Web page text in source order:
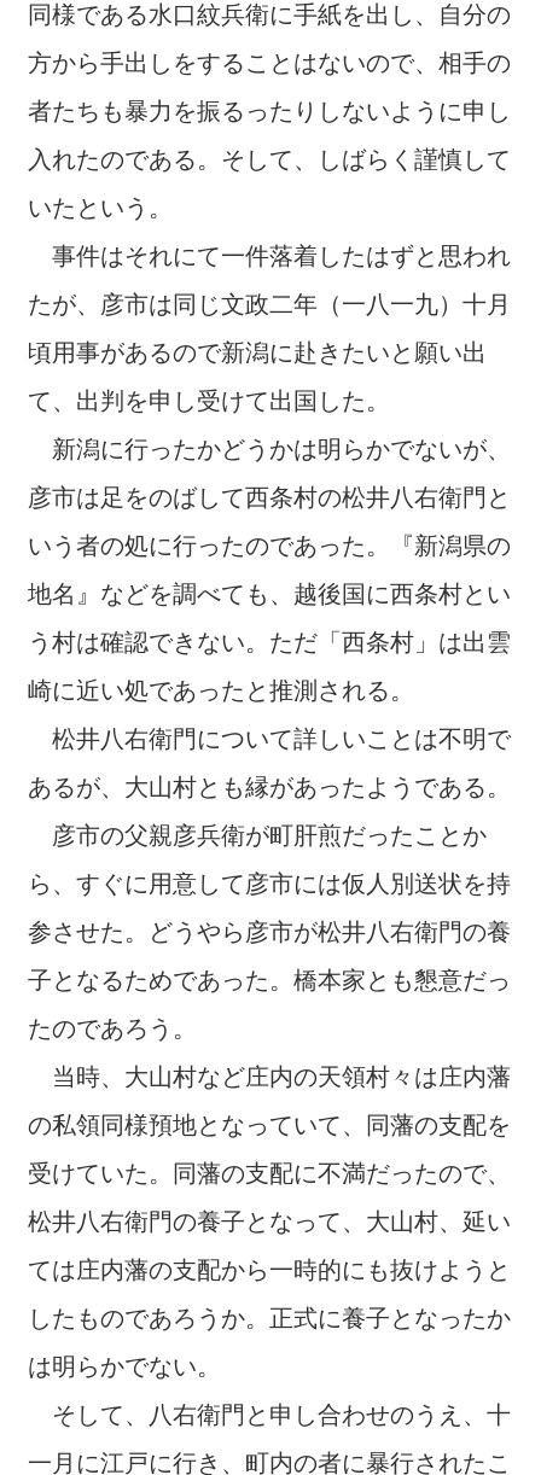
同様である水口紋兵衛に手紙を出し、自分の
方から手出しをすることはないので、相手の
者たちも暴力を振るったりしないように申し
入れたのである。そして、しばらく謹慎して
いたという。
事件はそれにて一件落着したはずと思われ
たが、彦市は同じ文政二年（一八一九）十月
頃用事があるので新潟に赴きたいと願い出
て、出判を申し受けて出国した。
新潟に行ったかどうかは明らかでないが、
彦市は足をのばして西条村の松井八右衛門と
いう者の処に行ったのであった。『新潟県の
地名』などを調べても、越後国に西条村とい
う村は確認できない。ただ「西条村」は出雲
崎に近い処であったと推測される。
松井八右衛門について詳しいことは不明で
あるが、大山村とも縁があったようである。
彦市の父親彦兵衛が町肝煎だったことか
ら、すぐに用意して彦市には仮人別送状を持
参させた。どうやら彦市が松井八右衛門の養
子となるためであった。橋本家とも懇意だっ
たのであろう。
当時、大山村など庄内の天領村々は庄内藩
の私領同様預地となっていて、同藩の支配を
受けていた。同藩の支配に不満だったので、
松井八右衛門の養子となって、大山村、延い
ては庄内藩の支配から一時的にも抜けようと
したものであろうか。正式に養子となったか
は明らかでない。
そして、八右衛門と申し合わせのうえ、十
一月に江戸に行き、町内の者に暴行されたこ